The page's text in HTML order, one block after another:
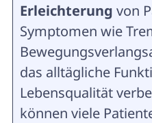
Erleichterung von
Symptomen wie
das alltägliche
Lebensqualität
können viele